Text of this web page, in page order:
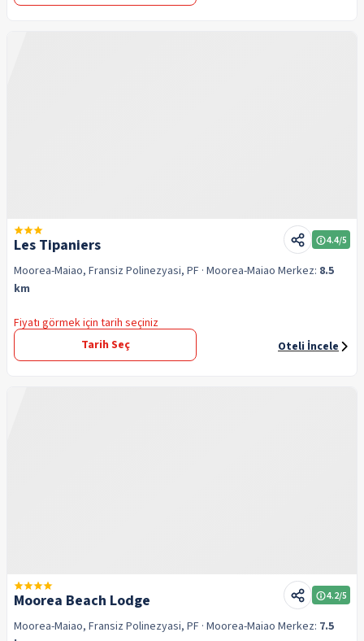
Les Tipaniers 4.4/5
Moorea-Maiao, Fransiz Polinezyasi, PF · Moorea-Maiao Merkez: 8.5
km
Fiyatı görmek için tarih seçiniz
Tarih Seç
Oteli İncele
Moorea Beach Lodge 4.2/5
Moorea-Maiao, Fransiz Polinezyasi, PF · Moorea-Maiao Merkez: 7.5